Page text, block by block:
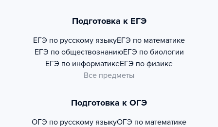
Подготовка к ЕГЭ
ЕГЭ по русскому языкуЕГЭ по математике
ЕГЭ по обществознаниюЕГЭ по биологии
ЕГЭ по информатикеЕГЭ по физике
Все предметы
Подготовка к ОГЭ
ОГЭ по русскому языкуОГЭ по математике